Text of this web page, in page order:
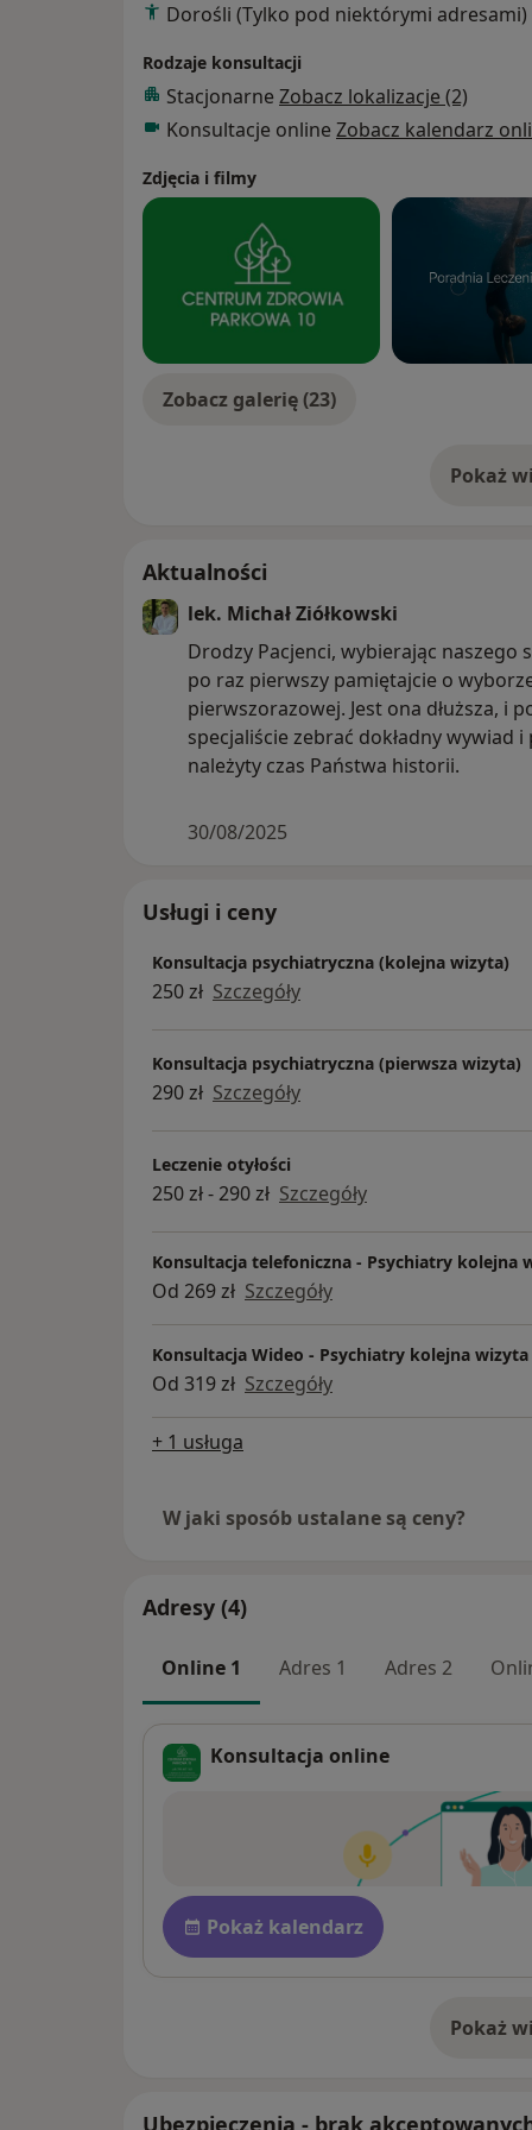
potrzeb pacjenta, obejmującą
farmakoterapii.
Doświadczenie zawodowe zdobywałem
podstawowej opiece zdrowotnej. W tej
pacjentów z zespołem pocovidowym,
pełnej sprawności. Dzięki tej
podejście, które łączy troskę o zdrowie
Dorośli (Tylko pod niektórymi adresami)
Rodzaje konsultacji
Stacjonarne Zobacz lokalizacje (2)
Konsultacje online Zobacz kalendarz
Zdjęcia i filmy
Zobacz galerię (23)
Pokażo
Aktualności
lek. Michał Ziółkowski
Drodzy Pacjenci, wybierając naszego
po raz pierwszy pamiętajcie o
pierwszorazowej. Jest ona dłuższa, i
specjaliście zebrać dokładny wywiad i
należyty czas Państwa historii.
30/08/2025
Usługi i ceny
Konsultacja psychiatryczna (kolejna wizyta)
250 zł Szczegóły
Konsultacja psychiatryczna (pierwsza wizyta)
290 zł Szczegóły
Leczenie otyłości
250 zł - 290 zł Szczegóły
Konsultacja telefoniczna - Psychiatry kolejna
Od 269 zł Szczegóły
Konsultacja Wideo - Psychiatry kolejna wizyta
Od 319 zł Szczegóły
+ 1 usługa
W jaki sposób ustalane są ceny?
Adresy (4)
Online 1 Adres 1 Adres 2
Konsultacja online
Dostępność
Pokaż kalendarz
Pokażo
Ubezpieczenia - brak